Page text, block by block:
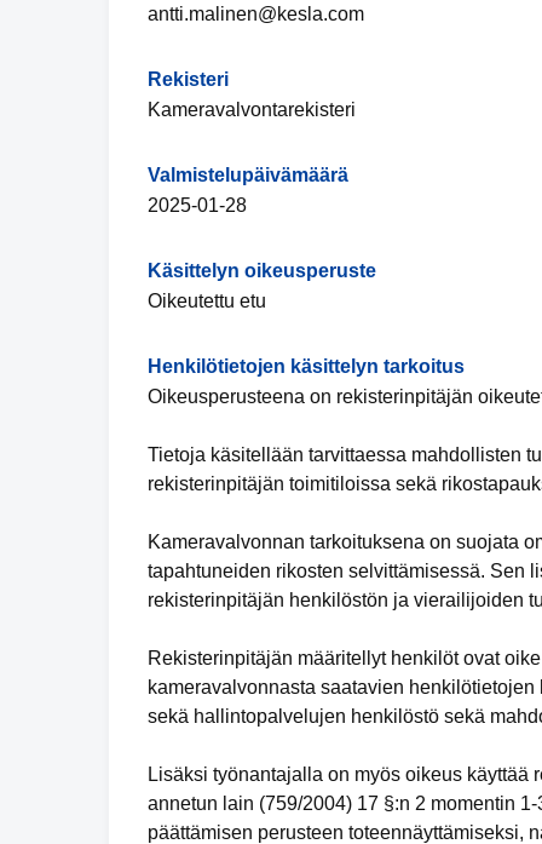
antti.malinen@kesla.com
Rekisteri
Kameravalvontarekisteri
Valmistelupäivämäärä
2025-01-28
Käsittelyn oikeusperuste
Oikeutettu etu
Henkilötietojen käsittelyn tarkoitus
Oikeusperusteena on rekisterinpitäjän
Tietoja käsitellään tarvittaessa mahdollisten
rekisterinpitäjän toimitiloissa sekä
Kameravalvonnan tarkoituksena on suojata
tapahtuneiden rikosten selvittämisessä. Sen
rekisterinpitäjän henkilöstön ja vierailijoiden
Rekisterinpitäjän määritellyt henkilöt ovat
kameravalvonnasta saatavien
sekä hallintopalvelujen henkilöstö sekä
Lisäksi työnantajalla on myös oikeus
annetun lain (759/2004) 17 §:n 2 momentin
päättämisen perusteen toteennäyttämiseksi,